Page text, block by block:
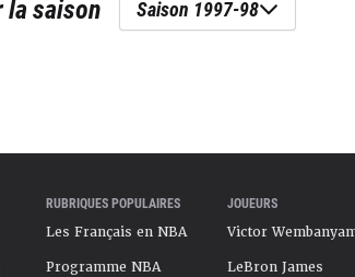
la saison Saison 1997-98
RUBRIQUES POPULAIRES
Les Français en NBA
Programme NBA
JOUEURS
Victor
LeBron James